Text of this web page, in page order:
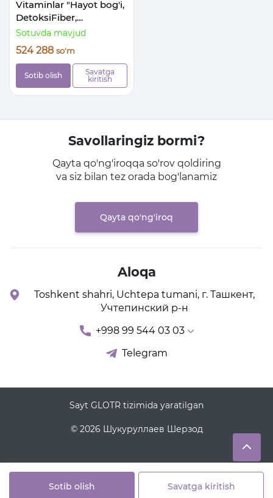
Sotib olish Savatga kiritish
Vitaminlar "Hayot bog'i,
DetoksiFiber,
detoksifikatsiya uchun
maxsus tolalar
aralashmasi"
Sotuvda mavjud
524 288 so'm
Sotib olish
Savatga
kiritish
Savollaringiz bormi?
Qayta qo'ng'iroqqa so'rov qoldiring
va siz bilan tez orada bog'lanamiz
Qayta qo'ng'iroq
Aloqa
Toshkent shahri, Uchtepa tumani, г. Ташкент,
Учтепинский р-н
+998 99 544 03 03
Telegram
Sayt GLOTR tizimida yaratilgan
© 2026 Шукуруллаев Шерзод